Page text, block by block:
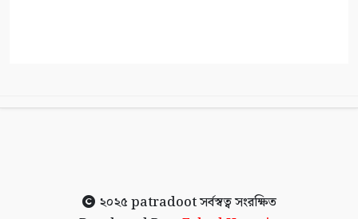
২০২৫ patradootসর্বস্বত্ব সংরক্ষিত